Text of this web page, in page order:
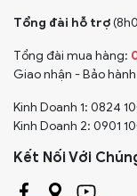
Tổng đài hỗ trợ
Tổng đài mua hàng:
Giao nhận - Bảo
Kinh Doanh 1: 0824
Kinh Doanh 2: 0901
Kết Nối Với